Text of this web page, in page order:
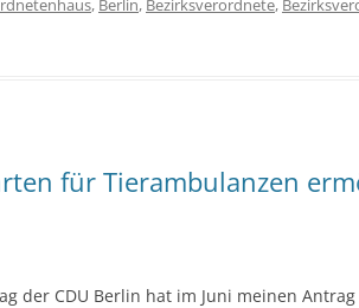
, Berlin, Bezirksverordnete,
für Tierambulanzen
der CDU Berlin hat im Juni meinen Antrag